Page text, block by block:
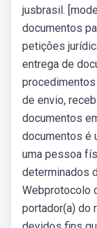
jusbrasil.
documentos
petições
entrega de
de envio,
documentos
documentos é
uma pessoa
determinados
Webprotocolo
portador(a) do